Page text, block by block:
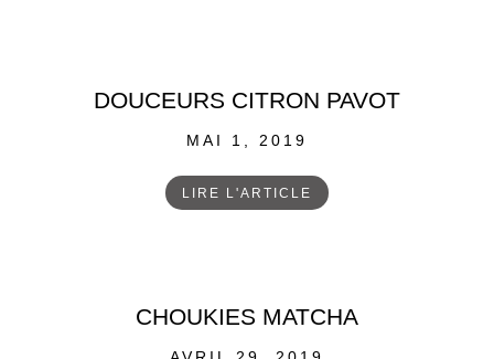
DOUCEURS CITRON PAVOT
POSTED
MAI 1, 2019
LIRE L'ARTICLE
CHOUKIES MATCHA